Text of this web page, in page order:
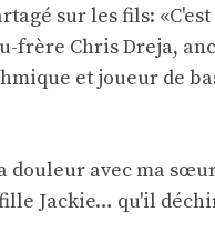
sur les fils:
frère Chris Dreja,
et joueur de
douleur avec ma
Jackie… qu'il